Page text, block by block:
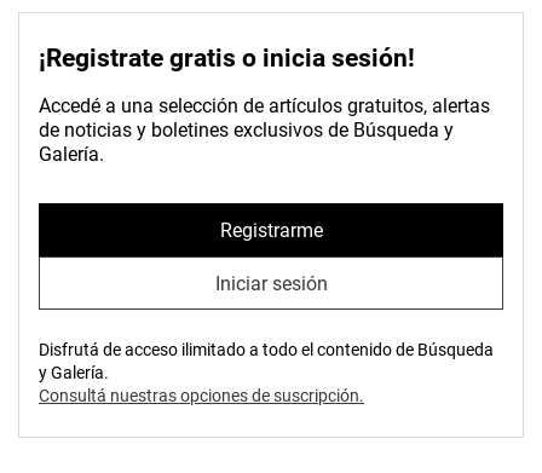
¡Registrate gratis o inicia sesión!
Accedé a una selección de artículos gratuitos, alertas
de noticias y boletines exclusivos de Búsqueda y
Galería.
Registrarme
Iniciar sesión
Disfrutá de acceso ilimitado a todo el contenido de Búsqueda
y Galería.
Consultá nuestras opciones de suscripción.